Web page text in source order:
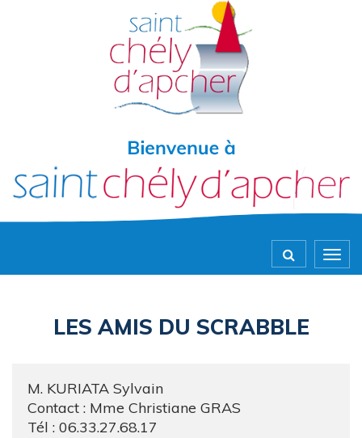
LES AMIS DU SCRABBLE
M. KURIATA Sylvain
Contact : Mme Christiane GRAS
Tél : 06.33.27.68.17